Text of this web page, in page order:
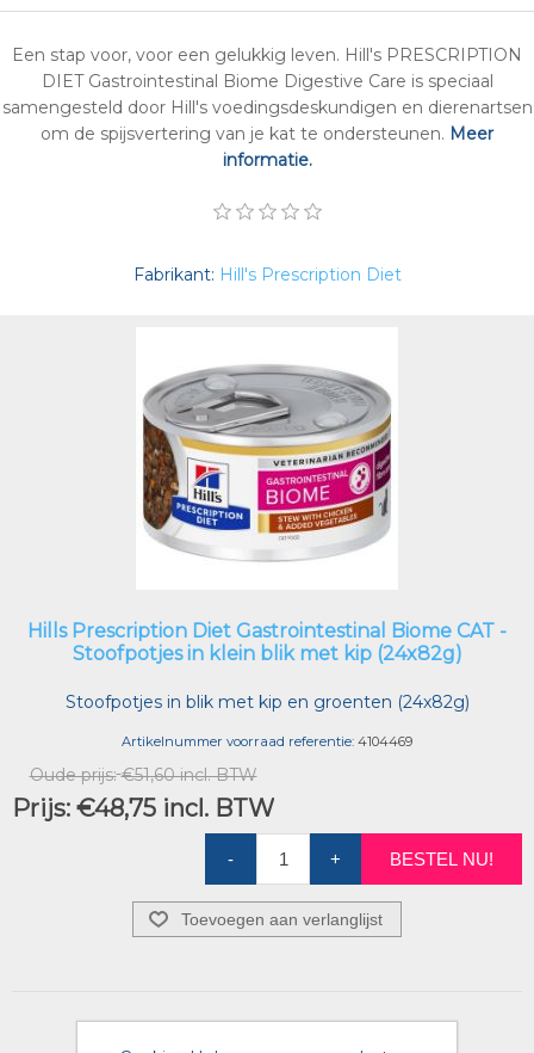
Een stap voor, voor een gelukkig leven. Hill's PRESCRIPTION
DIET Gastrointestinal Biome Digestive Care is speciaal
samengesteld door Hill's voedingsdeskundigen en dierenartsen
om de spijsvertering van je kat te ondersteunen. Meer
informatie.
Fabrikant: Hill's Prescription Diet
Hills Prescription Diet Gastrointestinal Biome CAT -
Stoofpotjes in klein blik met kip (24x82g)
Stoofpotjes in blik met kip en groenten (24x82g)
Artikelnummer voorraad referentie: 4104469
Oude prijs: €51,60 incl. BTW
Prijs: €48,75 incl. BTW
- + BESTEL NU!
Toevoegen aan verlanglijst